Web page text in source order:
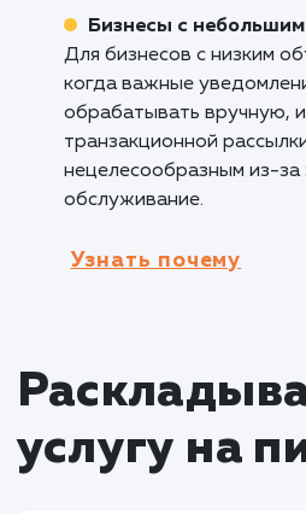
компании и другие
могут
рассылки писем для
транзакциях,
повышению
взаимодействия :